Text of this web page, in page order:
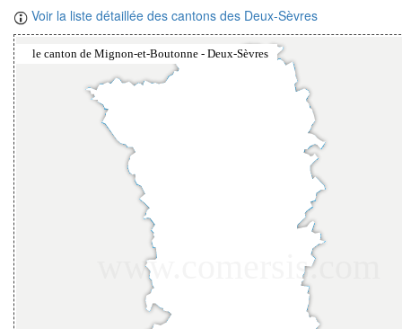
Voir la liste détaillée des cantons des Deux-Sèvres